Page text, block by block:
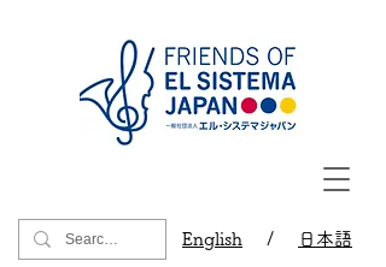
English / 日本語